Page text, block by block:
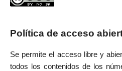
Política de acceso
Se permite el acceso libre y
todos los contenidos de los